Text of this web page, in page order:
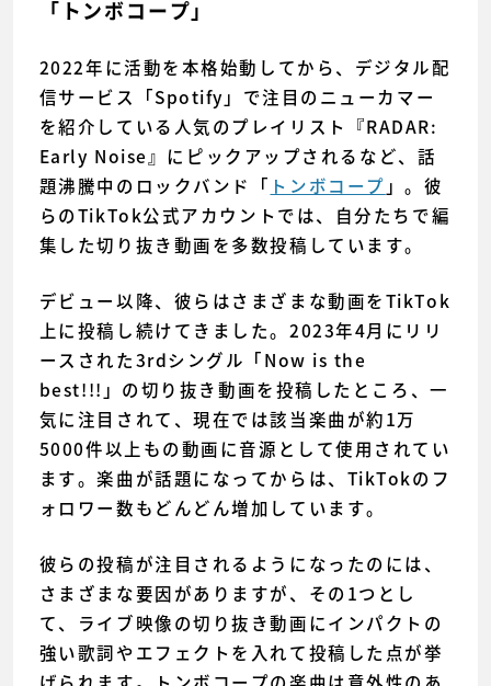
「トンボコープ」
2022年に活動を本格始動してから、デジタル配
信サービス「Spotify」で注目のニューカマー
を紹介している人気のプレイリスト『RADAR:
Early Noise』にピックアップされるなど、話
題沸騰中のロックバンド「 トンボコープ 」。彼
らのTikTok公式アカウントでは、自分たちで編
集した切り抜き動画を多数投稿しています。
デビュー以降、彼らはさまざまな動画をTikTok
上に投稿し続けてきました。2023年4月にリリ
ースされた3rdシングル「Now is the
best!!!」の切り抜き動画を投稿したところ、一
気に注目されて、現在では該当楽曲が約1万
5000件以上もの動画に音源として使用されてい
ます。楽曲が話題になってからは、TikTokのフ
ォロワー数もどんどん増加しています。
彼らの投稿が注目されるようになったのには、
さまざまな要因がありますが、その1つとし
て、ライブ映像の切り抜き動画にインパクトの
強い歌詞やエフェクトを入れて投稿した点が挙